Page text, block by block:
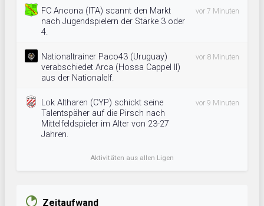
FC Ancona (ITA) scannt den Markt
nach Jugendspielern der Stärke 3 oder
4.
vor 7 Minuten
Nationaltrainer Paco43 (Uruguay)
verabschiedet Arca (Hossa Cappel II)
aus der Nationalelf.
vor 8 Minuten
Lok Altharen (CYP) schickt seine
Talentspäher auf die Pirsch nach
Mittelfeldspieler im Alter von 23-27
Jahren.
vor 9 Minuten
Aktivitäten aus allen Ligen
Zeitaufwand